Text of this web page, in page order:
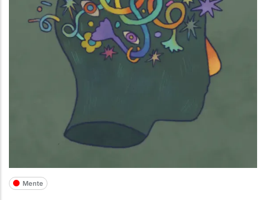
Mente